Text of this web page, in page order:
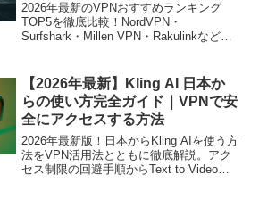
2026年最新のVPNおすすめランキング
TOP5を徹底比較！NordVPN・
Surfshark・Millen VPN・Rakulinkなど、
【2026年最新】Kling AI 日本か
らの使い方完全ガイド｜VPNで安
全にアクセスする方法
2026年最新版！日本からKling AIを使う方
法をVPN活用法とともに徹底解説。アク
セス制限の回避手順からText to Video・